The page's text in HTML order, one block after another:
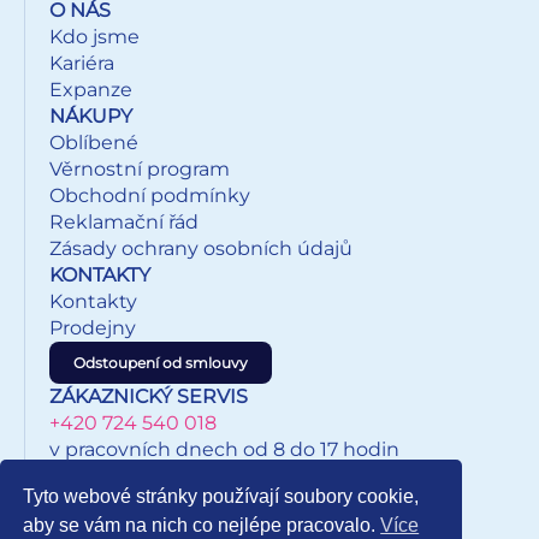
O NÁS
Kdo jsme
Kariéra
Expanze
NÁKUPY
Oblíbené
Věrnostní program
Obchodní podmínky
Reklamační řád
Zásady ochrany osobních údajů
KONTAKTY
Kontakty
Prodejny
Odstoupení od smlouvy
ZÁKAZNICKÝ SERVIS
+420 724 540 018
v pracovních dnech od 8 do 17 hodin
Tyto webové stránky používají soubory cookie,
aby se vám na nich co nejlépe pracovalo.Více